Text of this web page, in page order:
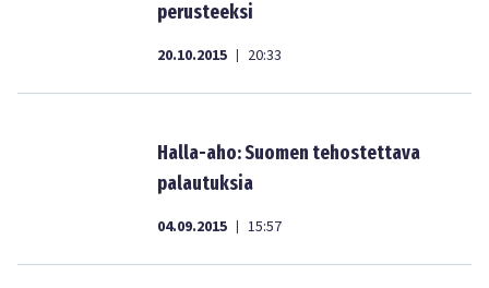
perusteeksi
20.10.2015 | 20:33
Halla-aho: Suomen tehostettava
palautuksia
04.09.2015 | 15:57